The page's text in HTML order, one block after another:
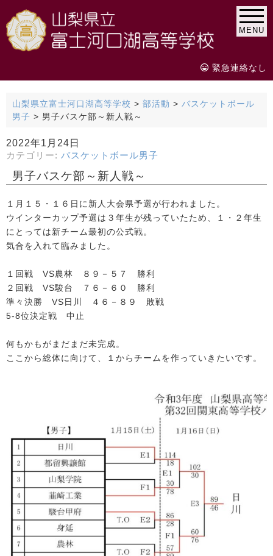
MENU
緊急連絡なし
山梨県立富士河口湖高等学校 > 部活動 > バスケットボール
男子 > 男子バスケ部～新人戦～
2022年1月24日
カテゴリー: バスケットボール男子
男子バスケ部～新人戦～
１月１５・１６日に新人大会県予選が行われました。
ウインターカップ予選は３年生が残っていたため、１・２年生
にとっては新チーム最初の公式戦。
気合を入れて臨みました。
１回戦 VS農林 ８９－５７ 勝利
２回戦 VS駿台 ７６－６０ 勝利
準々決勝 VS日川 ４６－８９ 敗戦
5-8位決定戦 中止
何もかもがまだまだ未完成。
ここから総体に向けて、１からチームを作っていきたいです。